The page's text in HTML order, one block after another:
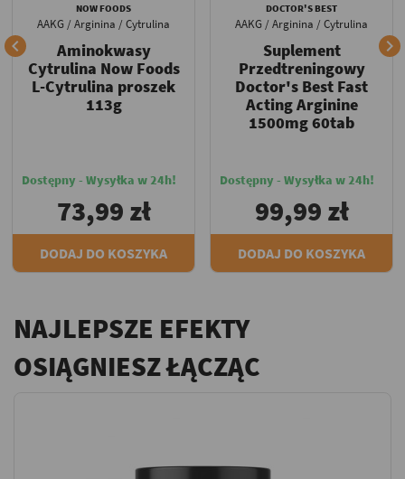

NOW FOODS
AAKG / Arginina / Cytrulina
Aminokwasy
Cytrulina Now Foods
L-Cytrulina proszek
113g
Dostępny - Wysyłka w 24h!
73,99 zł
DODAJ DO KOSZYKA
DOCTOR'S BEST
AAKG / Arginina / Cytrulina
Suplement
Przedtreningowy
Doctor's Best Fast
Acting Arginine
1500mg 60tab
Dostępny - Wysyłka w 24h!
99,99 zł
DODAJ DO KOSZYKA

NAJLEPSZE EFEKTY
OSIĄGNIESZ ŁĄCZĄC